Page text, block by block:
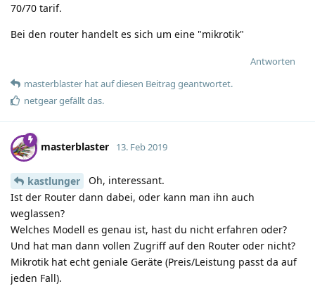
70/70 tarif.
Bei den router handelt es sich um eine "mikrotik"
Antworten
masterblaster hatauf diesen Beitrag geantwortet.
netgeargefällt das.
masterblaster 13. Feb 2019
kastlunger
Oh, interessant.
Ist der Router dann dabei, oder kann man ihn auch
weglassen?
Welches Modell es genau ist, hast du nicht erfahren oder?
Und hat man dann vollen Zugriff auf den Router oder nicht?
Mikrotik hat echt geniale Geräte (Preis/Leistung passt da auf
jeden Fall).